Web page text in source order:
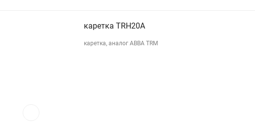
каретка TRH20A
каретка, аналог АВВА TRM